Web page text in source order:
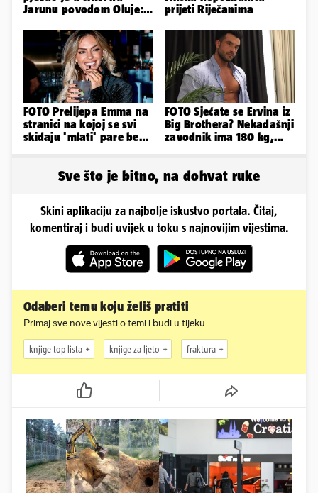
Jarunu povodom Oluje:
nastup
prijeti Riječanima
FOTO Prelijepa Emma na
stranici na kojoj se svi
skidaju 'mlati' pare bez
FOTO Sjećate se Ervina iz
Big Brothera? Nekadašnji
zavodnik ima 180 kg,
Sve što je bitno, na dohvat ruke
Skini aplikaciju za najbolje iskustvo portala. Čitaj,
komentiraj i budi uvijek u toku s najnovijim vijestima.
Odaberi temu koju želiš pratiti
Primaj sve nove vijesti o temi i budi u tijeku
knjige top lista knjige za ljeto fraktura